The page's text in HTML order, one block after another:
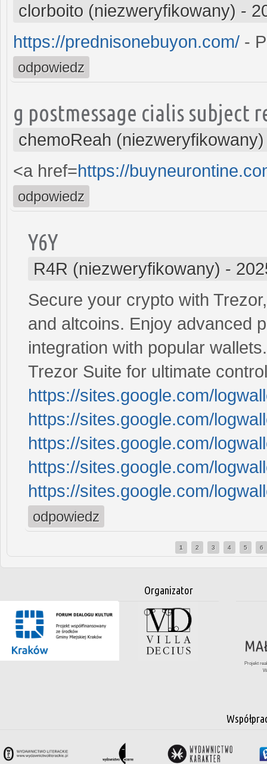
clorboito (niezweryfikowany) -
https://prednisonebuyon.com/ -
odpowiedz
g postmessage cialis subject
chemoReah (niezweryfikowany)
<a href=https://
odpowiedz
Y6Y
R4R (niezweryfikowany) -
Secure your crypto with
and altcoins. Enjoy advanced
integration with popular
Trezor Suite for ultimate
https://sites.google.com/
https://sites.google.com/
https://sites.google.com/
https://sites.google.com/
https://sites.google.com/
odpowiedz
1 2 3 4 5 6
Organizator
Projekt